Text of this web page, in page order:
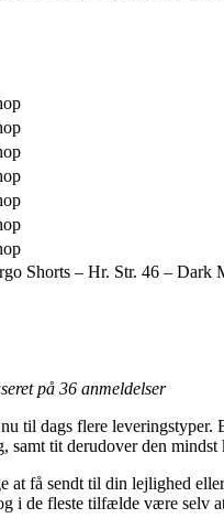
Shorts – Hr. Str. 46 – Dark
på 36 anmeldelser
til dags flere
samt tit derudover den
få sendt til din lejlighed
i de fleste tilfælde være selv